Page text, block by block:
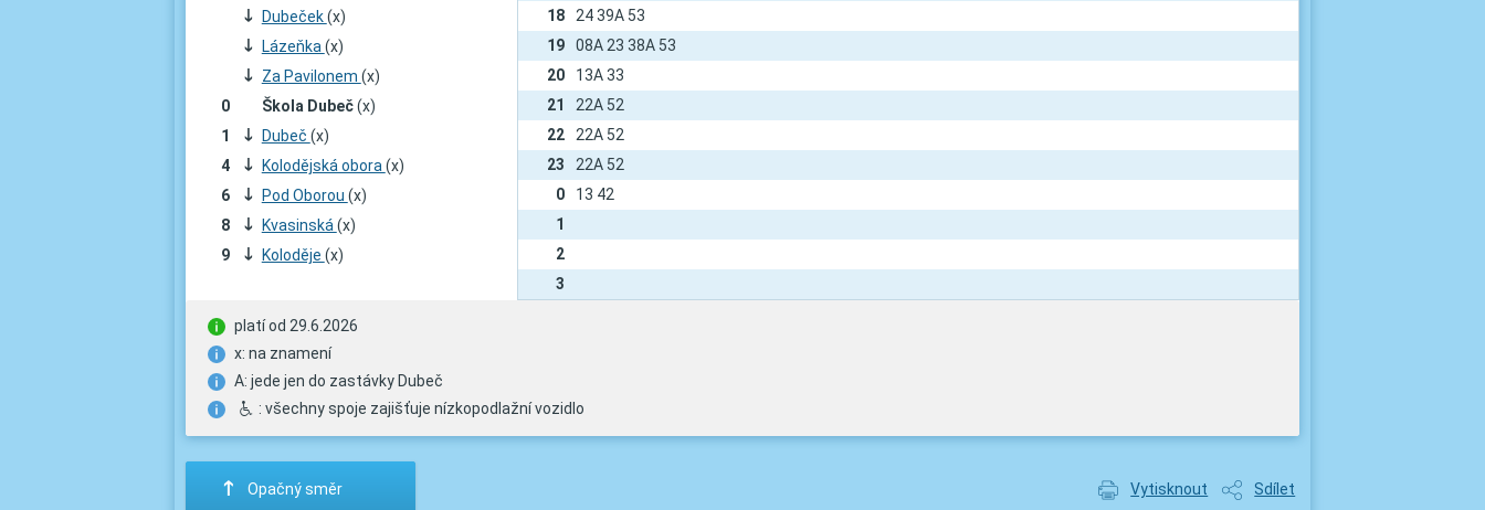
;
Dubeček(x)
;
Lázeňka (x)
;
Za Pavilonem (x)
0
Škola Dubeč (x)
1
; Dubeč (x)
4
; Kolodějská obora (x)
6
; Pod Oborou (x)
8
; Kvasinská (x)
9
; Koloděje (x)
18
24 39A 53
19
08A 23 38A 53
20
13A 33
21
22A 52
22
22A 52
23
22A 52
0
13 42
1
2
3
platí od 29.6.2026
x: na znamení
A: jede jen do zastávky Dubeč
H : všechny spoje zajišťuje nízkopodlažní vozidlo
: Opačný směr Vytisknout Sdílet